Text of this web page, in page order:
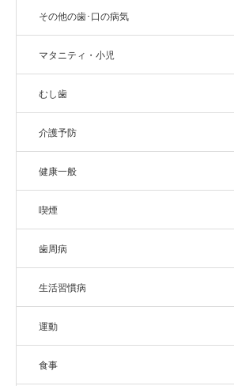
その他の歯･口の病気
マタニティ・小児
むし歯
介護予防
健康一般
喫煙
歯周病
生活習慣病
運動
食事